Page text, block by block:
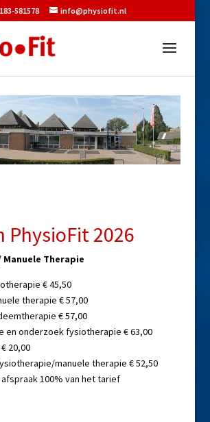
581578 info@physiofit.nl
PhysioFit 2026
Therapie
€ 45,50
therapie € 57,00
€ 57,00
en onderzoek fysiotherapie € 63,00
20,00
manuele therapie € 52,50
100% van het tarief